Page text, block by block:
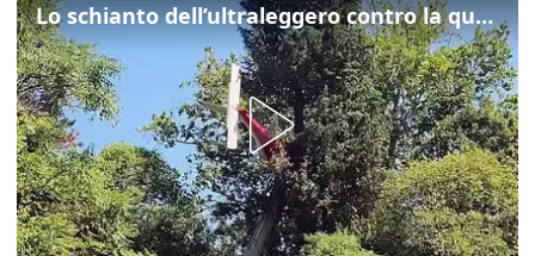
Lo schianto dell’ultraleggero contro la quercia: cosa è successo a Rivarotta